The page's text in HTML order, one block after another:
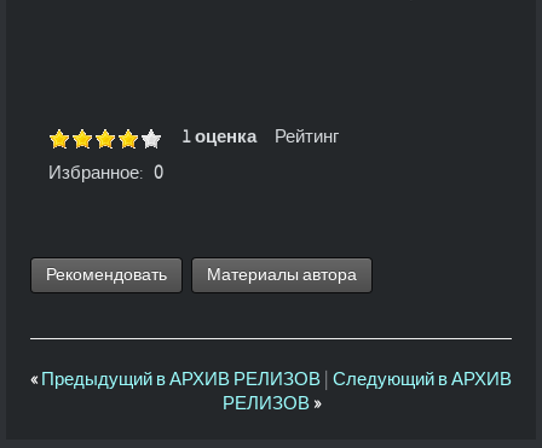
Рейтинг
1 оценка
Избранное: 0
Рекомендовать Материалы автора
«Предыдущий в АРХИВ РЕЛИЗОВ Следующий в АРХИВ
РЕЛИЗОВ »